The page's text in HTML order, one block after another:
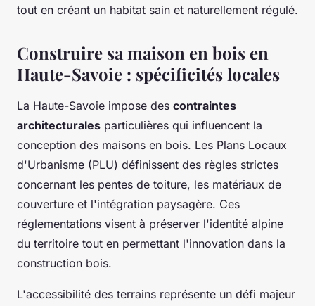
tout en créant un habitat sain et naturellement régulé.
Construire sa maison en bois en
Haute-Savoie : spécificités locales
La Haute-Savoie impose des contraintes
architecturales particulières qui influencent la
conception des maisons en bois. Les Plans Locaux
d'Urbanisme (PLU) définissent des règles strictes
concernant les pentes de toiture, les matériaux de
couverture et l'intégration paysagère. Ces
réglementations visent à préserver l'identité alpine
du territoire tout en permettant l'innovation dans la
construction bois.
L'accessibilité des terrains représente un défi majeur